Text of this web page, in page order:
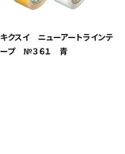
キクスイ ニューアートラインテ
ープ №３６１ 青